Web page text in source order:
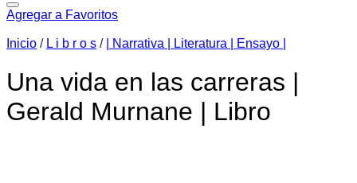
Agregar a Favoritos
Inicio / L i b r o s / | Narrativa | Literatura | Ensayo |
Una vida en las carreras |
Gerald Murnane | Libro